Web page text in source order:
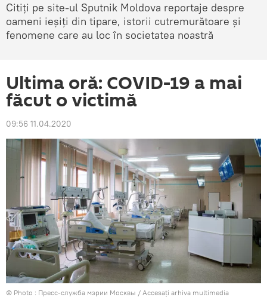
Citiți pe site-ul Sputnik Moldova reportaje despre
oameni ieșiți din tipare, istorii cutremurătoare și
fenomene care au loc în societatea noastră
Ultima oră: COVID-19 a mai
făcut o victimă
09:56 11.04.2020
© Photo : Пресс-служба мэрии Москвы / Accesați arhiva multimedia